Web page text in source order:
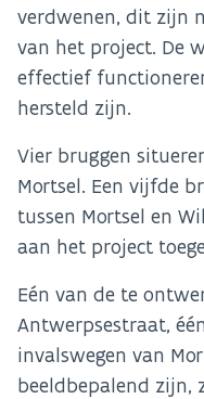
verdwenen, dit zijn
van het project. De
effectief
hersteld zijn.
Vier bruggen
Mortsel. Een vijfde
tussen Mortsel en
aan het project
Eén van de te
Antwerpsestraat,
invalswegen van
beeldbepalend zijn,